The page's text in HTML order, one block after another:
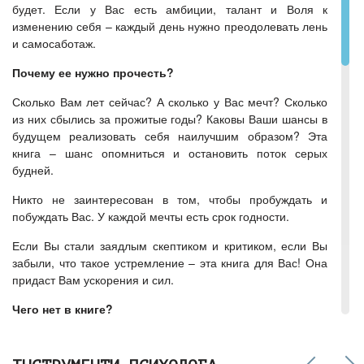
будет. Если у Вас есть амбиции, талант и Воля к
изменению себя – каждый день нужно преодолевать лень
и самосаботаж.
Почему ее нужно прочесть?
Сколько Вам лет сейчас? А сколько у Вас мечт? Сколько
из них сбылись за прожитые годы? Каковы Ваши шансы в
будущем реализовать себя наилучшим образом? Эта
книга – шанс опомниться и остановить поток серых
будней.
Никто не заинтересован в том, чтобы пробуждать и
побуждать Вас. У каждой мечты есть срок годности.
Если Вы стали заядлым скептиком и критиком, если Вы
забыли, что такое устремление – эта книга для Вас! Она
придаст Вам ускорения и сил.
Чего нет в книге?
шерсти». Здесь – только правда о Вас и таких же, как Вы.